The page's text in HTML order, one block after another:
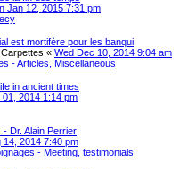
Jan 12, 2015 7:31 pm
est mortifère pour les banqui
Carpettes « Wed Dec 10, 2014 9:04 am
- Articles, Miscellaneous
in ancient times
01, 2014 1:14 pm
- Dr. Alain Perrier
14, 2014 7:40 pm
- Meeting, testimonials